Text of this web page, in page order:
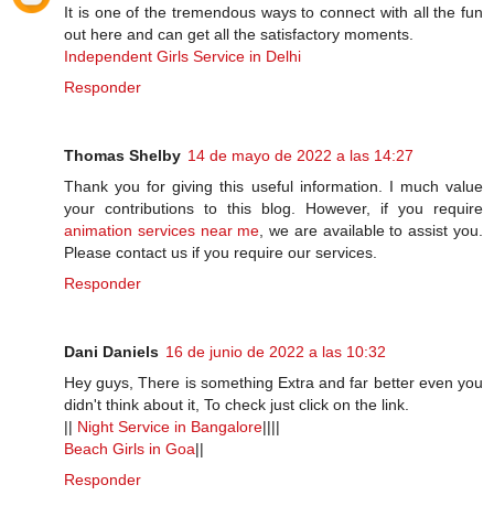
It is one of the tremendous ways to connect with all the fun
out here and can get all the satisfactory moments.
Independent Girls Service in Delhi
Responder
Thomas Shelby 14 de mayo de 2022 a las 14:27
Thank you for giving this useful information. I much value
your contributions to this blog. However, if you require
animation services near me , we are available to assist you.
Please contact us if you require our services.
Responder
Dani Daniels 16 de junio de 2022 a las 10:32
Hey guys, There is something Extra and far better even you
didn't think about it, To check just click on the link.
|| Night Service in Bangalore||||
Beach Girls in Goa||
Responder